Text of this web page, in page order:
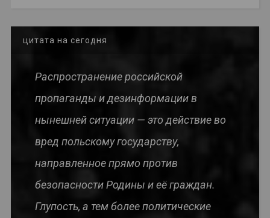
цитата на сегодня
Распространение российской
пропаганды и дезинформации в
нынешней ситуации — это действие во
вред польскому государству,
направленное прямо против
безопасности Родины и её граждан.
Глупость, а тем более политические